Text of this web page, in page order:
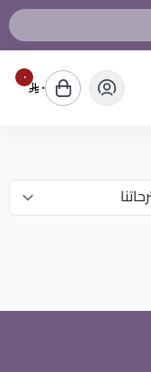
٠ ٠